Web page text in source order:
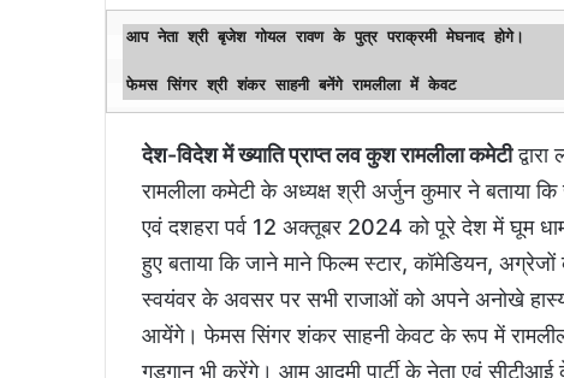
आप नेता श्री बृजेश गोयल रावण के पुत्र पराक्रमी मेघनाद होगे।
फेमस सिंगर श्री शंकर साहनी बनेंगे रामलीला में केवट
देश-विदेश में ख्याति प्राप्त लव कुश रामलीला कमेटी
रामलीला कमेटी के अध्यक्ष श्री अर्जुन कुमार ने बताया
एवं दशहरा पर्व 12 अक्तूबर 2024 को पूरे देश में घूम
हुए बताया कि जाने माने फिल्म स्टार, कॉमेडियन,
स्वयंवर के अवसर पर सभी राजाओं को अपने अनोखे
आयेंगे। फेमस सिंगर शंकर साहनी केवट के रूप में रामलीला
गुड़गान भी करेंगे। आम आदमी पार्टी के नेता एवं